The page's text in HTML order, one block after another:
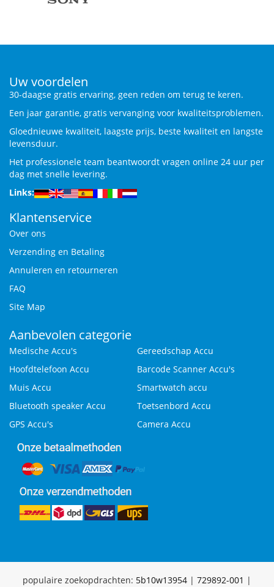
Uw voordelen
30-daagse gratis ervaring, geen reden om terug te keren.
Een jaar garantie, gratis vervanging voor kwaliteitsproblemen.
Gloednieuwe kwaliteit, laagste prijs, beste kwaliteit en langste
levensduur.
Het professionele team beantwoordt vragen online 24 uur per
dag met snelle levering.
Links:
Klantenservice
Over ons
Verzending en Betaling
Annuleren en retourneren
FAQ
Site Map
Aanbevolen categorie
Medische Accu's
Gereedschap Accu
Hoofdtelefoon Accu
Barcode Scanner Accu's
Muis Accu
Smartwatch accu
Bluetooth speaker Accu
Toetsenbord Accu
GPS Accu's
Camera Accu
populaire zoekopdrachten: 5b10w13954 | 729892-001 |